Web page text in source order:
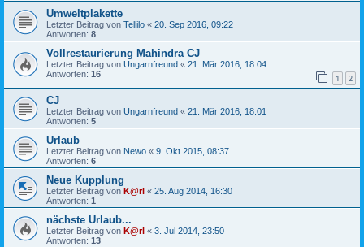
Umweltplakette
Letzter Beitrag von Tellilo « 20. Sep 2016, 09:22
Antworten: 8
Vollrestaurierung Mahindra CJ
Letzter Beitrag von Ungarnfreund « 21. Mär 2016, 18:04
Antworten: 16 1 2
CJ
Letzter Beitrag von Ungarnfreund « 21. Mär 2016, 18:01
Antworten: 5
Urlaub
Letzter Beitrag von Newo « 9. Okt 2015, 08:37
Antworten: 6
Neue Kupplung
Letzter Beitrag von K@rl « 25. Aug 2014, 16:30
Antworten: 1
nächste Urlaub...
Letzter Beitrag von K@rl « 3. Jul 2014, 23:50
Antworten: 13